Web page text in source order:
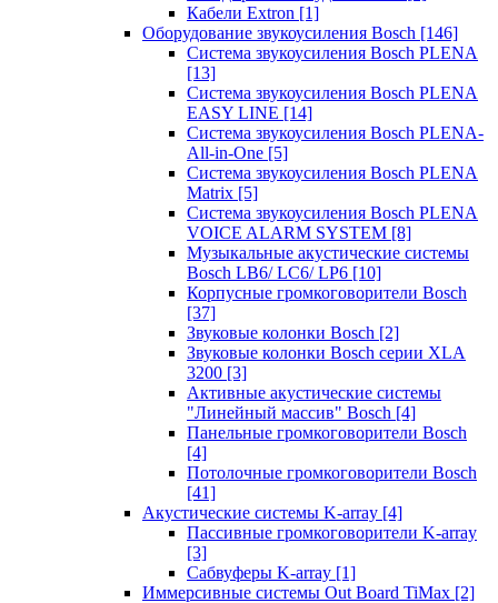
Кабели Extron [1]
Оборудование звукоусиления Bosch [146]
Система звукоусиления Bosch PLENA
[13]
Система звукоусиления Bosch PLENA
EASY LINE [14]
Система звукоусиления Bosch PLENA-
All-in-One [5]
Система звукоусиления Bosch PLENA
Matrix [5]
Система звукоусиления Bosch PLENA
VOICE ALARM SYSTEM [8]
Музыкальные акустические системы
Bosch LB6/ LC6/ LP6 [10]
Корпусные громкоговорители Bosch
[37]
Звуковые колонки Bosch [2]
Звуковые колонки Bosch серии XLA
3200 [3]
Активные акустические системы
"Линейный массив" Bosch [4]
Панельные громкоговорители Bosch
[4]
Потолочные громкоговорители Bosch
[41]
Акустические системы K-array [4]
Пассивные громкоговорители K-array
[3]
Сабвуферы K-array [1]
Иммерсивные системы Out Board TiMax [2]